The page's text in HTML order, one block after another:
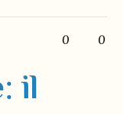
0 0
il